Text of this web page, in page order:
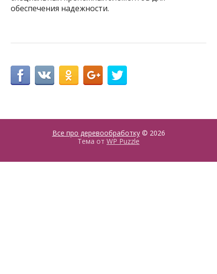
обеспечения надежности.
Все про деревообработку© 2026
Тема от WP Puzzle